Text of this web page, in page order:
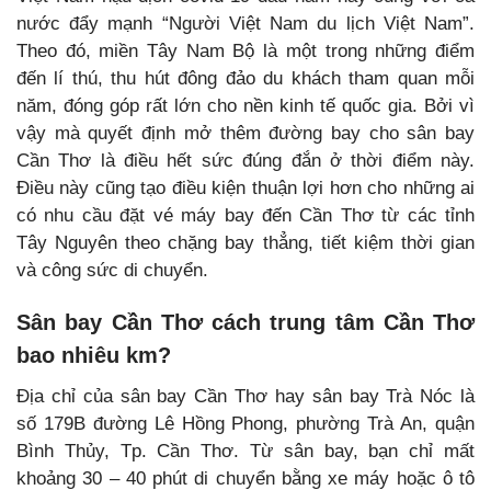
nước đẩy mạnh “Người Việt Nam du lịch Việt Nam”.
Theo đó, miền Tây Nam Bộ là một trong những điểm
đến lí thú, thu hút đông đảo du khách tham quan mỗi
năm, đóng góp rất lớn cho nền kinh tế quốc gia. Bởi vì
vậy mà quyết định mở thêm đường bay cho sân bay
Cần Thơ là điều hết sức đúng đắn ở thời điểm này.
Điều này cũng tạo điều kiện thuận lợi hơn cho những ai
có nhu cầu đặt vé máy bay đến Cần Thơ từ các tỉnh
Tây Nguyên theo chặng bay thẳng, tiết kiệm thời gian
và công sức di chuyển.
Sân bay Cần Thơ cách trung tâm Cần Thơ
bao nhiêu km?
Địa chỉ của sân bay Cần Thơ hay sân bay Trà Nóc là
số 179B đường Lê Hồng Phong, phường Trà An, quận
Bình Thủy, Tp. Cần Thơ. Từ sân bay, bạn chỉ mất
khoảng 30 – 40 phút di chuyển bằng xe máy hoặc ô tô